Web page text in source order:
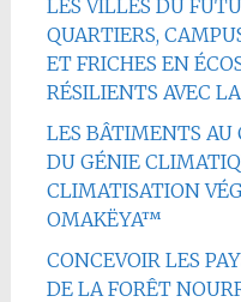
LES VILLES DU
QUARTIERS,
ET FRICHES EN
RÉSILIENTS AVEC
LES BÂTIMENTS AU
DU GÉNIE
CLIMATISATION
OMAKËYA™
CONCEVOIR LES
DE LA FORÊT